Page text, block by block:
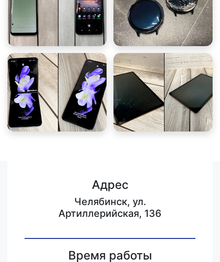
Адрес
Челябинск, ул.
Артиллерийская, 136
Время работы